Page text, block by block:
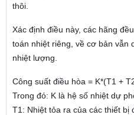
thôi.
Xác định điều này, các hãng
toán nhiệt riêng, về cơ bản vẫn
nhiệt lượng.
Công suất điều hòa = K*(T1 +
Trong đó: K là hệ số nhiệt dự
T1: Nhiệt tỏa ra của các thiết bị